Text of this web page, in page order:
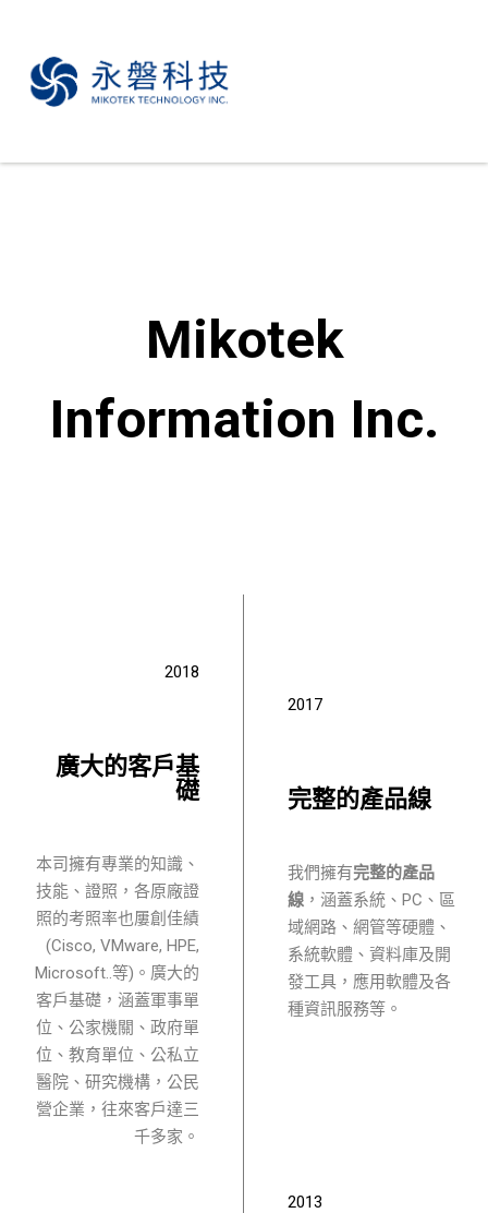
Mikotek
Information Inc.
2018
廣大的客戶基
礎
本司擁有專業的知識、
技能、證照，各原廠證
照的考照率也屢創佳績
(Cisco, VMware, HPE,
Microsoft..等)。廣大的
客戶基礎，涵蓋軍事單
位、公家機關、政府單
位、教育單位、公私立
醫院、研究機構，公民
營企業，往來客戶達三
千多家。
2017
完整的產品線
我們擁有完整的產品
線 ，涵蓋系統、PC、區
域網路、網管等硬體、
系統軟體、資料庫及開
發工具，應用軟體及各
種資訊服務等。
2013